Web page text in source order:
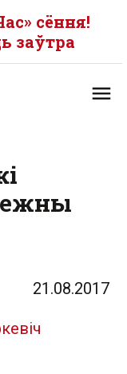
сёння!
заўтра
21.08.2017